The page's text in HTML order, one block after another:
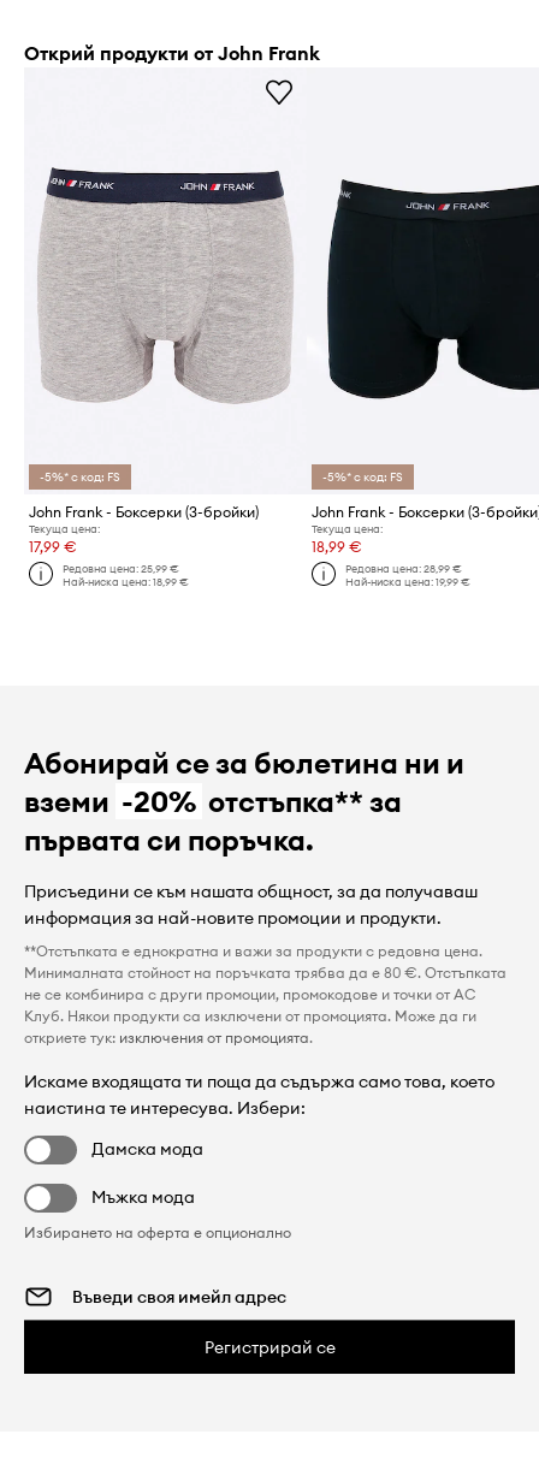
Открий продукти от John Frank
-5%* с код: FS
John Frank - Боксерки (3-бройки)
Текуща цена:
17,99 €
Редовна цена:25,99 €
Най-ниска цена:18,99 €
-5%* с код: FS
John Frank - Боксерки (3-
Текуща цена:
18,99 €
Редовна цена: 28,99 €
Най-ниска цена: 19,99 €
Абонирай се за бюлетина ни и
вземи -20% отстъпка** за
първата си поръчка.
Присъедини се към нашата общност, за да получаваш
информация за най-новите промоции и продукти.
**Отстъпката е еднократна и важи за продукти с редовна цена.
Минималната стойност на поръчката трябва да е 80 €. Отстъпката
не се комбинира с други промоции, промокодове и точки от AC
Клуб. Някои продукти са изключени от промоцията. Може да ги
откриете тук: изключения от промоцията.
Искаме входящата ти поща да съдържа само това, което
наистина те интересува. Избери:
Дамска мода
Мъжка мода
Избирането на оферта е опционално
Регистрирай се